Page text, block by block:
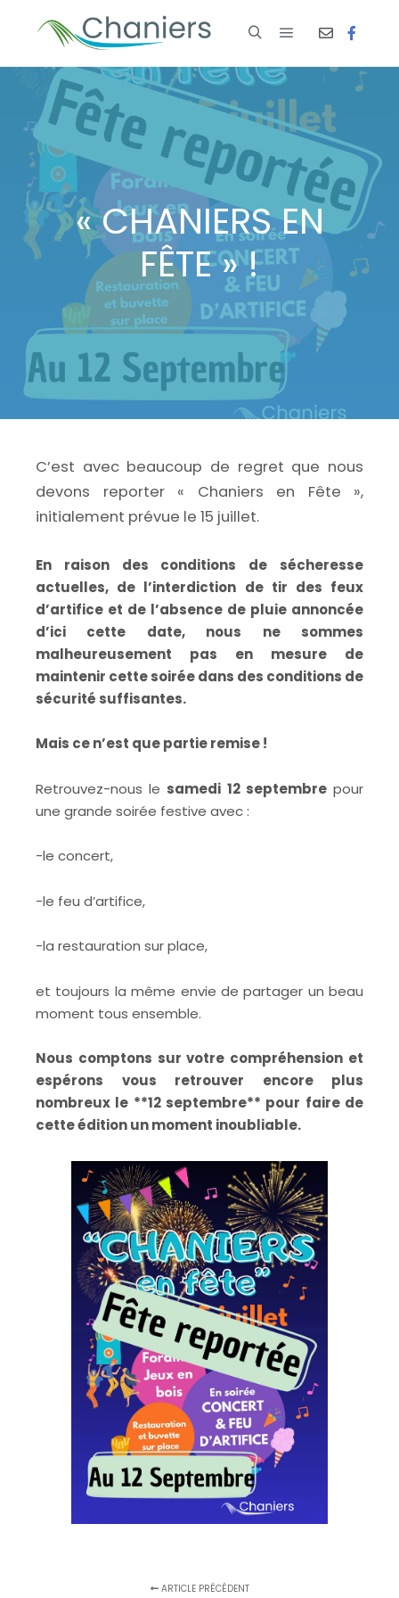
« CHANIERS EN
FÊTE » !
C’est avec beaucoup de regret que nous
devons reporter « Chaniers en Fête »,
initialement prévue le 15 juillet.
En raison des conditions de sécheresse
actuelles, de l’interdiction de tir des feux
d’artifice et de l’absence de pluie annoncée
d’ici cette date, nous ne sommes
malheureusement pas en mesure de
maintenir cette soirée dans des conditions de
sécurité suffisantes.
Mais ce n’est que partie remise !
Retrouvez-nous le samedi 12 septembrepour
une grande soirée festive avec :
-le concert,
-le feu d’artifice,
-la restauration sur place,
et toujours la même envie de partager un beau
moment tous ensemble.
Nous comptons sur votre compréhension et
espérons vous retrouver encore plus
nombreux le **12 septembre** pour faire de
cette édition un moment inoubliable.
ARTICLE PRÉCÉDENT